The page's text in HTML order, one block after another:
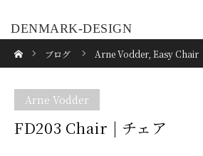
DENMARK-DESIGN
ブログ Arne Vodder, Easy Chair
Arne Vodder
FD203 Chair | チェア